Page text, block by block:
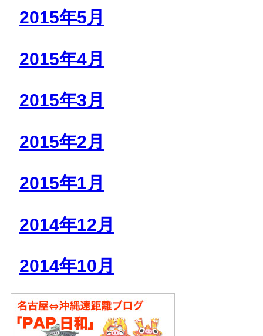
2015年5月
2015年4月
2015年3月
2015年2月
2015年1月
2014年12月
2014年10月